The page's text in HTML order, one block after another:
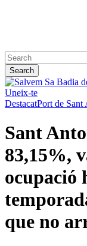
Search
Close
Search
Uneix-te
DestacatPort de Sant
Sant
83,15%,
ocupació
que no